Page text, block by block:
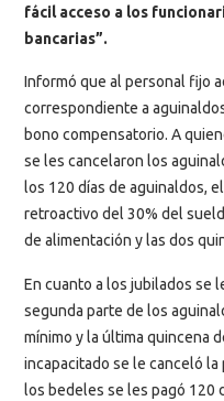
fácil acceso a los
bancarias”.
Informó que al personal fijo
correspondiente a
bono compensatorio. A
se les cancelaron los
los 120 días de aguinaldos,
retroactivo del 30% del
de alimentación y las dos
En cuanto a los jubilados se
segunda parte de los
mínimo y la última quincena
incapacitado se le canceló
los bedeles se les pagó 120